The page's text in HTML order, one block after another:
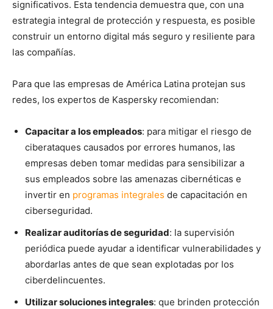
significativos. Esta tendencia demuestra que, con una
estrategia integral de protección y respuesta, es posible
construir un entorno digital más seguro y resiliente para
las compañías.
Para que las empresas de América Latina protejan sus
redes, los expertos de Kaspersky recomiendan:
Capacitar a los empleados: para mitigar el riesgo de
ciberataques causados por errores humanos, las
empresas deben tomar medidas para sensibilizar a
sus empleados sobre las amenazas cibernéticas e
invertir en programas integrales de capacitación en
ciberseguridad.
Realizar auditorías de seguridad: la supervisión
periódica puede ayudar a identificar vulnerabilidades y
abordarlas antes de que sean explotadas por los
ciberdelincuentes.
Utilizar soluciones integrales: que brinden protección